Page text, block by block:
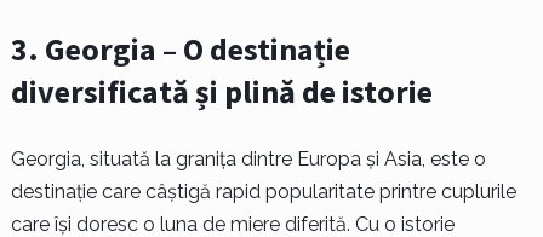
3. Georgia – O destinație
diversificată și plină de istorie
Georgia, situată la granița dintre Europa și Asia, este o
destinație care câștigă rapid popularitate printre cuplurile
care își doresc o luna de miere diferită. Cu o istorie